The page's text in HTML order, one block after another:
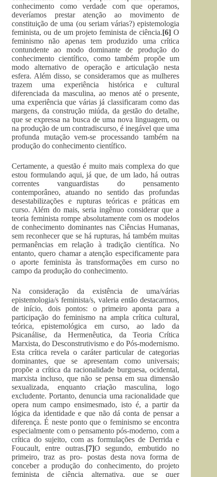
conhecimento como verdade com que operamos,
deveríamos prestar atenção ao movimento de
constituição de uma (ou seriam várias?) epistemologia
feminista, ou de um projeto feminista de ciência.[6] O
feminismo não apenas tem produzido uma crítica
contundente ao modo dominante de produção do
conhecimento científico, como também propõe um
modo alternativo de operação e articulação nesta
esfera. Além disso, se consideramos que as mulheres
trazem uma experiência histórica e cultural
diferenciada da masculina, ao menos até o presente,
uma experiência que várias já classificaram como das
margens, da construção miúda, da gestão do detalhe,
que se expressa na busca de uma nova linguagem, ou
na produção de um contradiscurso, é inegável que uma
profunda mutação vem-se processando também na
produção do conhecimento científico.
Certamente, a questão é muito mais complexa do que
estou formulando aqui, já que, de um lado, há outras
correntes vanguardistas do pensamento
contemporâneo, atuando no sentido das profundas
desestabilizações e rupturas teóricas e práticas em
curso. Além do mais, seria ingênuo considerar que a
teoria feminista rompe absolutamente com os modelos
de conhecimento dominantes nas Ciências Humanas,
sem reconhecer que se há rupturas, há também muitas
permanências em relação à tradição científica. No
entanto, quero chamar a atenção especificamente para
o aporte feminista às transformações em curso no
campo da produção do conhecimento.
Na consideração da existência de uma/várias
epistemologia/s feminista/s, valeria então destacarmos,
de início, dois pontos: o primeiro aponta para a
participação do feminismo na ampla crítica cultural,
teórica, epistemológica em curso, ao lado da
Psicanálise, da Hermenêutica, da Teoria Crítica
Marxista, do Desconstrutivismo e do Pós-modernismo.
Esta crítica revela o caráter particular de categorias
dominantes, que se apresentam como universais;
propõe a crítica da racionalidade burguesa, ocidental,
marxista incluso, que não se pensa em sua dimensão
sexualizada, enquanto criação masculina, logo
excludente. Portanto, denuncia uma racionalidade que
opera num campo ensimesmado, isto é, a partir da
lógica da identidade e que não dá conta de pensar a
diferença. É neste ponto que o feminismo se encontra
especialmente com o pensamento pós-moderno, com a
crítica do sujeito, com as formulações de Derrida e
Foucault, entre outras.[7]O segundo, embutido no
primeiro, traz as pro- postas desta nova forma de
conceber a produção do conhecimento, do projeto
feminista de ciência alternativa, que se quer